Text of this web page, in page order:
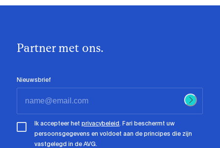
Partner met ons.
Nieuwsbrief
Ik accepteer hetprivacybeleid . Fari beschermt uw
persoonsgegevens en voldoet aan de principes die zijn
vastgelegd in de AVG.